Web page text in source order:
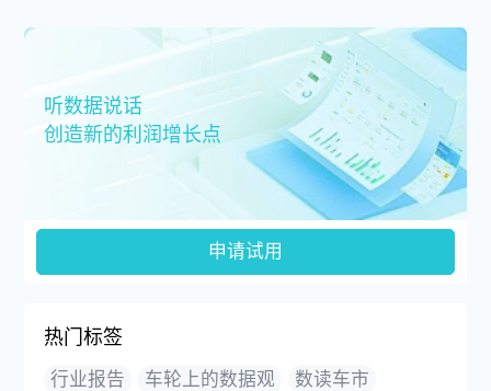
听数据说话
创造新的利润增长点
申请试用
热门标签
行业报告 车轮上的数据观 数读车市